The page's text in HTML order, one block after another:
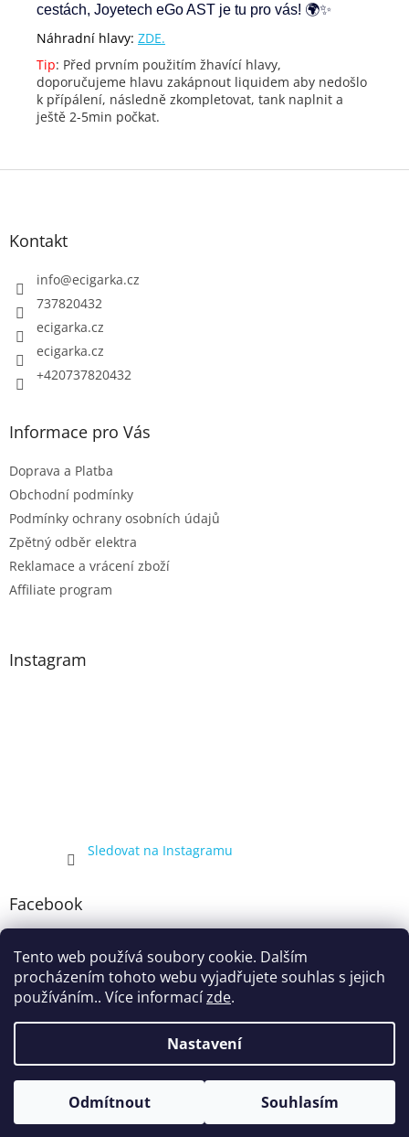
Tento web používá soubory cookie. Dalším
procházením tohoto webu vyjadřujete souhlas s jejich
používáním.. Více informacízde.
Nastavení
Odmítnout Souhlasím
Kompletní nabídka balíčků 4+1, zobrazená pouze registrovaným
cestách, Joyetech eGo AST je tu pro vás! 🌍✨
Náhradní hlavy: ZDE.
Tip: Před prvním použitím žhavící hlavy,
doporučujeme hlavu zakápnout liquidem aby nedošlo
k přípálení, následně zkompletovat, tank naplnit a
ještě 2-5min počkat.
Kontakt
info@ecigarka.cz
737820432
ecigarka.cz
ecigarka.cz
+420737820432
Informace pro Vás
Doprava a Platba
Obchodní podmínky
Podmínky ochrany osobních údajů
Zpětný odběr elektra
Reklamace a vrácení zboží
Affiliate program
Instagram
Sledovat na Instagramu
Facebook
Vytvořil Shoptet
Copyright 2026ecigarka.cz . Všechna práva vyhrazena.